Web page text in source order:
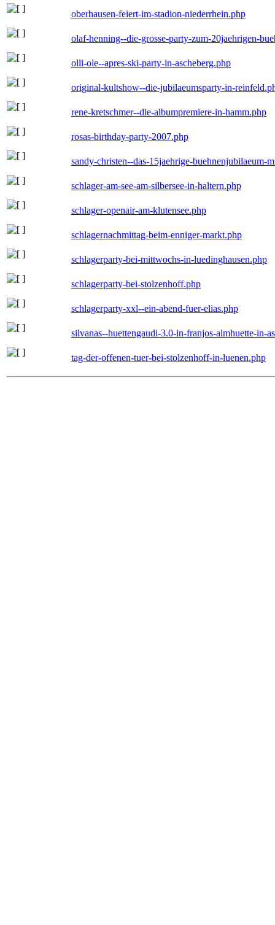
oberhausen-feiert-im-stadion-niederrhein.php
olaf-henning--die-grosse-party-zum-20jaehrigen-
olli-ole--apres-ski-party-in-ascheberg.php
original-kultshow--die-jubilaeumsparty-in-
rene-kretschmer--die-albumpremiere-in-hamm.php
rosas-birthday-party-2007.php
sandy-christen--das-15jaehrige-buehnenjubilaeum-
schlager-am-see-am-silbersee-in-haltern.php
schlager-openair-am-klutensee.php
schlagernachmittag-beim-enniger-markt.php
schlagerparty-bei-mittwochs-in-luedinghausen.php
schlagerparty-bei-stolzenhoff.php
schlagerparty-xxl--ein-abend-fuer-elias.php
silvanas--huettengaudi-3.0-in-franjos-almhuette-in-
tag-der-offenen-tuer-bei-stolzenhoff-in-luenen.php